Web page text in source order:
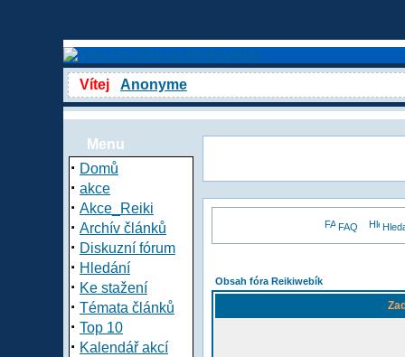
Vítej Anonyme
Menu
· Domů
· akce
· Akce_Reiki
· Archív článků
· Diskuzní fórum
· Hledání
· Ke stažení
· Témata článků
· Top 10
· Kalendář akcí
FAQ
Obsah fóra Reikiwebík